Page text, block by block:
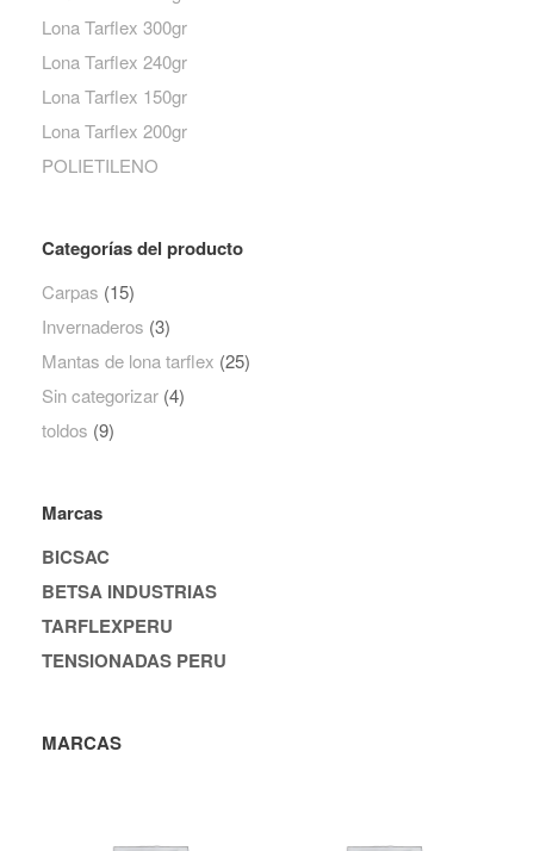
Lona Tarflex 300gr
Lona Tarflex 240gr
Lona Tarflex 150gr
Lona Tarflex 200gr
POLIETILENO
Categorías del producto
Carpas (15)
Invernaderos (3)
Mantas de lona tarflex (25)
Sin categorizar (4)
toldos (9)
Marcas
BICSAC
BETSA INDUSTRIAS
TARFLEXPERU
TENSIONADAS PERU
MARCAS